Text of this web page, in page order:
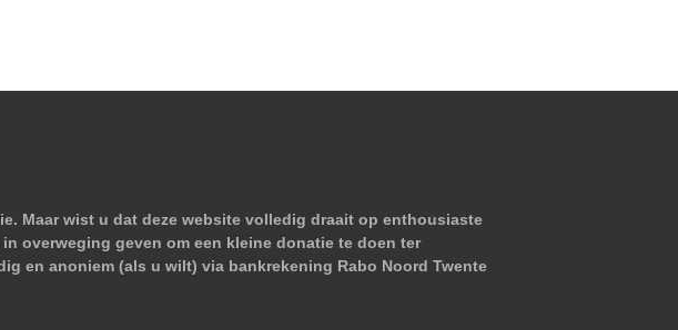
Maar wist u dat deze website volledig draait op enthousiaste
overweging geven om een kleine donatie te doen ter
en anoniem (als u wilt) via bankrekening Rabo Noord Twente